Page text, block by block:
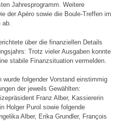
Jahresprogramm. Weitere
der Apéro sowie die Boule-Treffen im
ab.
über die finanziellen Details
Trotz vieler Ausgaben konnte
stabile Finanzsituation vermelden.
wurde folgender Vorstand einstimmig
der jeweils Gewählten:
Franz Alber, Kassiererin
Holger Purol sowie folgende
Alber, Erika Grundler, François